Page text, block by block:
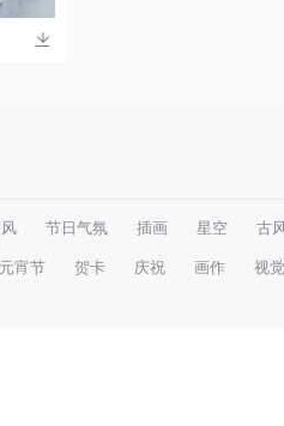
节日气氛 插画 星空 古
元宵节 贺卡 庆祝 画作 视